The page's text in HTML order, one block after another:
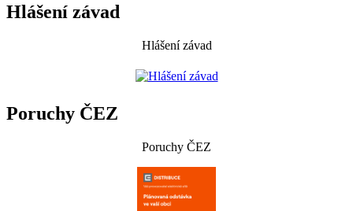
Hlášení závad
Hlášení závad
Poruchy ČEZ
Poruchy ČEZ